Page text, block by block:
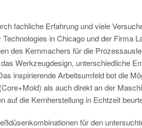
fachliche Erfahrung und viele
in Chicago und der Firma
des Kernmachers für die
Werkzeugdesign, unterschiedliche
inspirierende Arbeitsumfeld bot die
als auch direkt an der
auf die Kernherstellung in Echtzeit
für den